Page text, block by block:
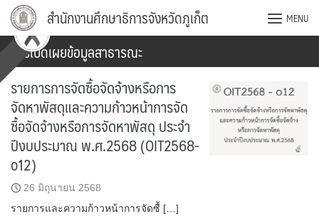
Skip
content
สำนักงานศึกษาธิการจังหวัดภูเก็ต MENU
การเปิดเผยข้อมูลสาธารณะ
รายการการจัดซื้อจัดจ้างหรือการ
จัดหาพัสดุและความก้าวหน้าการจัด
ซื้อจัดจ้างหรือการจัดหาพัสดุ ประจำ
ปีงบประมาณ พ.ศ.2568 (OIT2568-
o12)
26 มิถุนายน 2568
รายการและความก้าวหน้าการจัดซื้ […]